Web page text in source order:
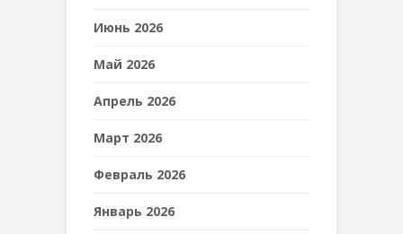
Июнь 2026
Май 2026
Апрель 2026
Март 2026
Февраль 2026
Январь 2026